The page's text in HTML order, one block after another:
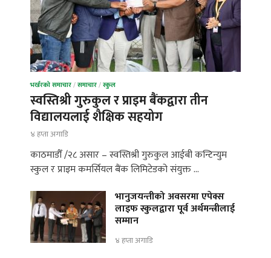
भर्खरको समाचार/समाचार/स्कुल
स्वस्तिश्री गुरुकुल र प्राइम बैंकद्वारा तीन
विद्यालयलाई शैक्षिक सहयोग
४ हप्ता अगाडि
काठमाडौँ /२८ असार – स्वस्तिश्री गुरुकुल आईबी कन्टिन्युम
स्कुल र प्राइम कमर्सियल बैंक लिमिटेडको संयुक्त …
भानुजयन्तीको अवसरमा एपेक्स
लाइफ स्कुलद्वारा पूर्व अर्थमन्त्रीलाई
सम्मान
४ हप्ता अगाडि